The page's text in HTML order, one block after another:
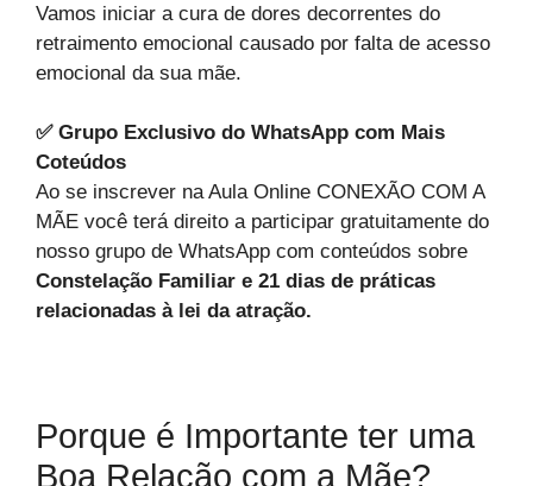
Vamos iniciar a cura de dores decorrentes do
retraimento emocional causado por falta de acesso
emocional da sua mãe.
✅ Grupo Exclusivo do WhatsApp com Mais
Coteúdos
Ao se inscrever na Aula Online CONEXÃO COM A
MÃE você terá direito a participar gratuitamente do
nosso grupo de WhatsApp com conteúdos sobre
Constelação Familiar e 21 dias de práticas
relacionadas à lei da atração.
Porque é Importante ter uma
Boa Relação com a Mãe?